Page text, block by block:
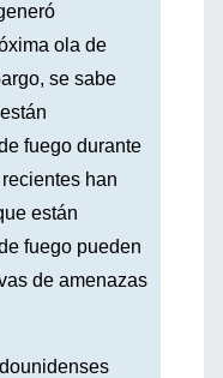
ola de
se sabe
fuego durante
han
están
fuego pueden
de amenazas